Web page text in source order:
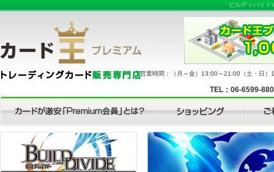
ビルディバイ
営業時間：（月～金）13:00～21:00（土・日
TEL：06-6599-